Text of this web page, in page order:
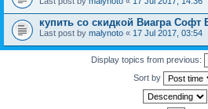
купить со скидкой Виагра Софт
Last post by malynoto « 17 Jul 2017, 03:54
Display topics from previous:
Sort by